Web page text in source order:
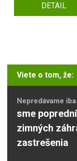
DETAIL
Viete o tom, že:
Nepredávame
sme
zimných
zastrešenia